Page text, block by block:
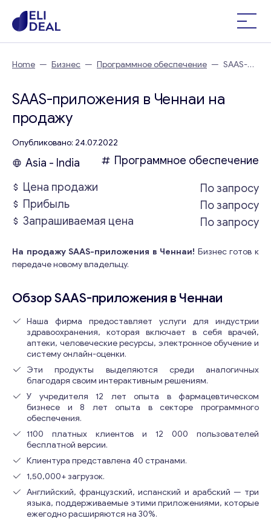
Home — Бизнес — Программное обеспечение — SAAS-
SAAS-приложения в Ченнаи на
продажу
Опубликовано: 24.07.2022
Asia - India
Программное обеспечение
Цена продажи
По запросу
Прибыль
По запросу
Запрашиваемая цена
По запросу
На продажу SAAS-приложения в Ченнаи! Бизнес готов к
передаче новому владельцу.
Обзор SAAS-приложения в Ченнаи
Наша фирма предоставляет услуги для индустрии
здравоохранения, которая включает в себя врачей,
аптеки, человеческие ресурсы, электронное обучение и
систему онлайн-оценки.
Эти продукты выделяются среди аналогичных
благодаря своим интерактивным решениям.
У учредителя 12 лет опыта в фармацевтическом
бизнесе и 8 лет опыта в секторе программного
обеспечения.
1100 платных клиентов и 12 000 пользователей
бесплатной версии.
Клиентура представлена 40 странами.
1,50,000+ загрузок.
Английский, французский, испанский и арабский — три
языка, поддерживаемые этими приложениями, которые
ежегодно расширяются на 30%.